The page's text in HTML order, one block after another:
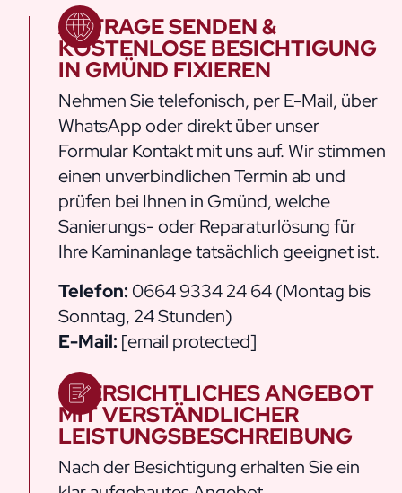
ANFRAGE SENDEN &
KOSTENLOSE BESICHTIGUNG
IN GMÜND FIXIEREN
Nehmen Sie telefonisch, per E-Mail, über
WhatsApp oder direkt über unser
Formular Kontakt mit uns auf. Wir stimmen
einen unverbindlichen Termin ab und
prüfen bei Ihnen in Gmünd, welche
Sanierungs- oder Reparaturlösung für
Ihre Kaminanlage tatsächlich geeignet ist.
Telefon: 0664 9334 24 64(Montag bis
Sonntag, 24 Stunden)
E-Mail: [email protected]
ÜBERSICHTLICHES ANGEBOT
MIT VERSTÄNDLICHER
LEISTUNGSBESCHREIBUNG
Nach der Besichtigung erhalten Sie ein